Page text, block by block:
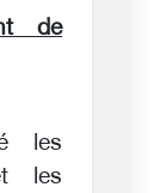
de
les
les